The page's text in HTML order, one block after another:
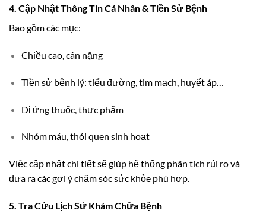
4. Cập Nhật Thông Tin Cá Nhân & Tiền Sử Bệnh
Bao gồm các mục:
Chiều cao, cân nặng
Tiền sử bệnh lý: tiểu đường, tim mạch, huyết áp…
Dị ứng thuốc, thực phẩm
Nhóm máu, thói quen sinh hoạt
Việc cập nhật chi tiết sẽ giúp hệ thống phân tích rủi ro và
đưa ra các gợi ý chăm sóc sức khỏe phù hợp.
5. Tra Cứu Lịch Sử Khám Chữa Bệnh